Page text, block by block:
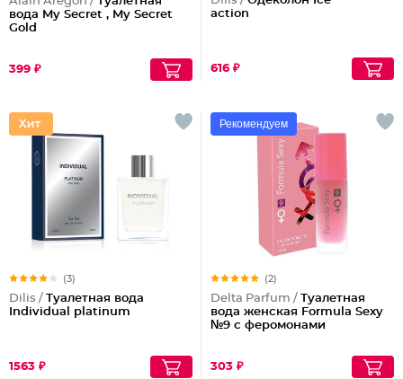
вода My Secret , My Secret
Gold
399 ₽
action
616 ₽
(3)
Dilis / Туалетная вода
Individual platinum
1563 ₽
Рекомендуем
(2)
Delta Parfum / Туалетная
вода женская Formula Sexy
№9 с феромонами
303 ₽